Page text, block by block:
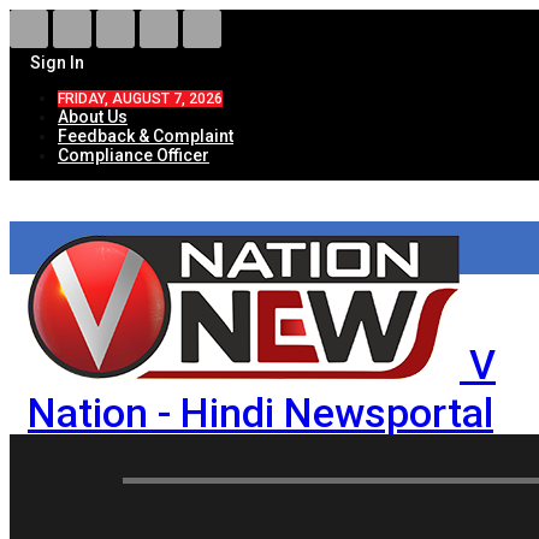
Sign In
FRIDAY, AUGUST 7, 2026
About Us
Feedback & Complaint
Compliance Officer
V
Nation - Hindi Newsportal